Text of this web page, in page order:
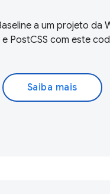
a um projeto da
e PostCSS com este
Saiba mais